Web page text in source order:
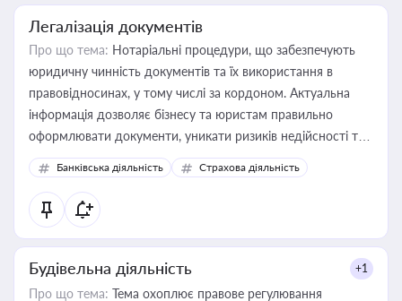
Легалізація документів
Про що тема: Нотаріальні процедури, що забезпечують
юридичну чинність документів та їх використання в
правовідносинах, у тому числі за кордоном. Актуальна
інформація дозволяє бізнесу та юристам правильно
оформлювати документи, уникати ризиків недійсності та
забезпечувати їх належне прийняття органами влади та
контрагентами
Банківська діяльність Страхова діяльність
Будівельна діяльність +1
Про що тема: Тема охоплює правове регулювання